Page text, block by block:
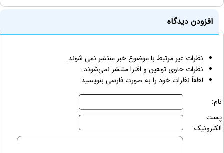
افزودن دیدگاه
نظرات غیر مرتبط با موضوع خبر منتشر نمی شوند.
نظرات حاوی توهین و افترا منتشر نمی‌شوند.
لطفاً نظرات خود را به صورت فارسی بنویسید.
نام:
پست
الکترونیک: